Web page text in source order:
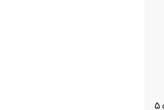
بانک تجارت، تأمین‌کننده مالی پروژه بازسازی فازهای ۴ و ۵